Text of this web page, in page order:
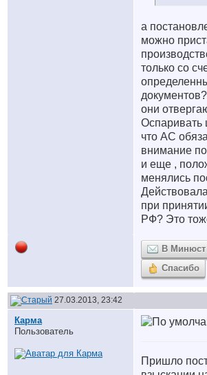
а
можно
только со
они
Оспаривать
что АС
внимание
и еще ,
менялись
при
РФ? Это
В Минюст
Спасибо
27.03.2013, 23:42
Карма
Пользователь
Пришло